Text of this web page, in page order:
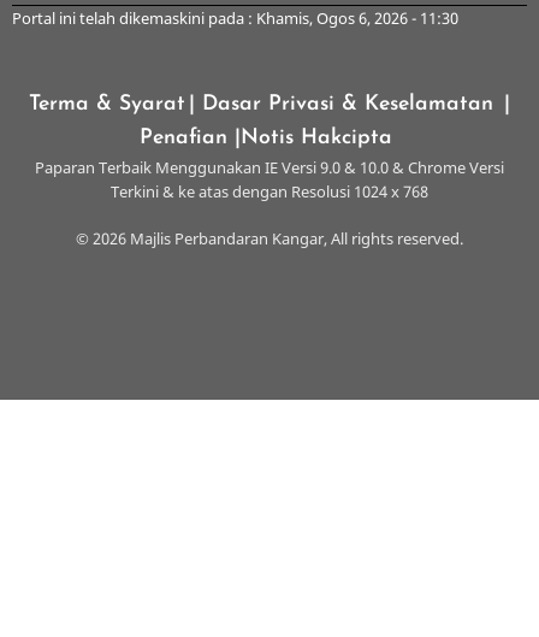
Portal ini telah dikemaskini pada : Khamis, Ogos 6, 2026 - 11:30
Terma & Syarat | Dasar Privasi & Keselamatan
Penafian
|Notis Hakcipta
Paparan Terbaik Menggunakan IE Versi 9.0 & 10.0 & Chrome Versi
Terkini & ke atas dengan Resolusi 1024 x 768
© 2026 Majlis Perbandaran Kangar, All rights reserved.